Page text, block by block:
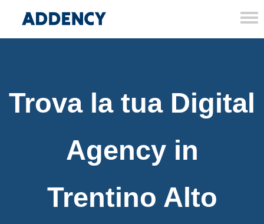
Trova la tua Digital
Agency in
Trentino Alto